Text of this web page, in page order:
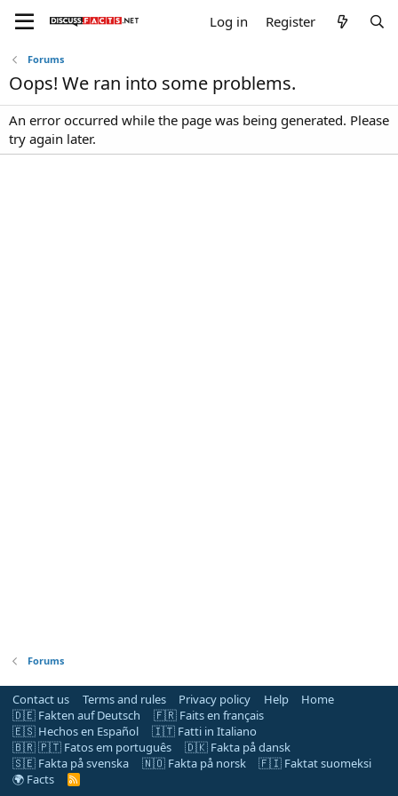
Log in Register
Forums
Oops! We ran into some problems.
An error occurred while the page was being generated. Please
try again later.
Forums
Contact us Terms and rules Privacy policy Help
Home
🇩🇪 Fakten auf Deutsch
🇫🇷 Faits en français
🇪🇸 Hechos en Español
🇮🇹 Fatti in Italiano
🇧🇷 🇵🇹 Fatos em português
🇩🇰 Fakta på dansk
🇸🇪 Fakta på svenska
🇳🇴 Fakta på norsk
🇫🇮 Faktat suomeksi
🌍 Facts
R